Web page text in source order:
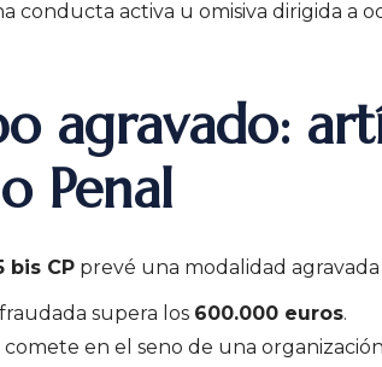
conducta activa u omisiva dirigida a
agravado:
Penal
bis CP prevé una modalidad
supera los 600.000 euros.
comete en el seno de una